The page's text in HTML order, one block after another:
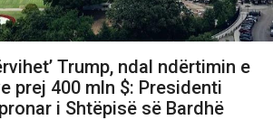
Trump, ndal ndërtimin e
prej 400 mln $: Presidenti
i Shtëpisë së Bardhë